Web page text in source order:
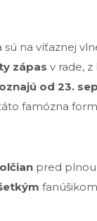
sú na víťaznej
zápas v rade,
od 23.
famózna
pred plnou